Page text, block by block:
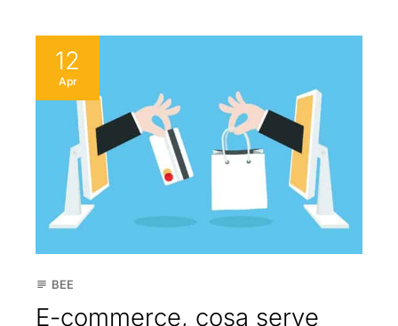
12
Apr
subject BEE
E-commerce, cosa serve